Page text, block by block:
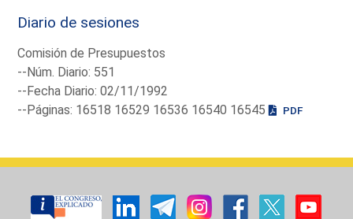
Diario de sesiones
Comisión de Presupuestos
--Núm. Diario: 551
--Fecha Diario: 02/11/1992
--Páginas: 16518 16529 16536 16540 16545
PDF